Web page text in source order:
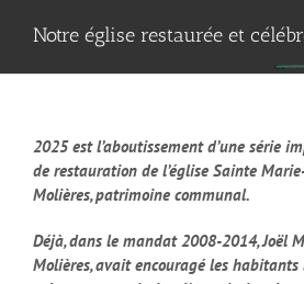
Notre église restaurée et
2025 est l’aboutissement d’une série
de restauration de l’église Sainte
Molières, patrimoine communal.
Déjà, dans le mandat 2008-2014, Joël
Molières, avait encouragé les